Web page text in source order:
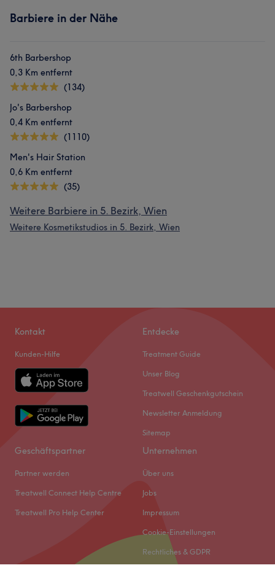
Barbiere in der Nähe
6th Barbershop
0,3 Km entfernt
(134)
Jo's Barbershop
0,4 Km entfernt
(1110)
Men's Hair Station
0,6 Km entfernt
(35)
Weitere Barbiere in 5. Bezirk, Wien
Weitere Kosmetikstudios in 5. Bezirk, Wien
Kontakt
Kunden-Hilfe
Entdecke
Treatment Guide
Unser Blog
Treatwell Geschenkgutschein
Newsletter Anmeldung
Sitemap
Geschäftspartner
Partner werden
Treatwell Connect Help Centre
Treatwell Pro Help Center
Unternehmen
Über uns
Jobs
Impressum
Cookie-Einstellungen
Rechtliches & GDPR